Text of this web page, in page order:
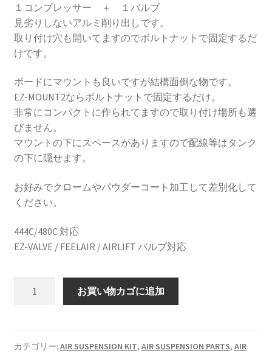
HOLIX FORGED USA by classicforged
INTRO WHEELS
KRZ-international.co.ltd
KRZ-power billet brake
KRZX FORGED WHEELS
KRZX FORGED BRAKE SYSTEM
KRZX FORGED CALIPER SYSTEM 適合一覧 PASSENGER CAR
KRZX FORGED CALIPER SYSTEM 適合一覧 TRUCK & SUV
KRZX FORGED WHEEL ALL DESINGS
KRZX-sports
１コンプレッサー ＋ １バルブ
見劣りしないアルミ削り出しです。
取り付け穴も開いてますのでボルトナットで固定するだ
けです。
ボードにマウントも良いですが結構面倒な物です。
EZ-MOUNT2ならボルトナットで固定するだけ。
非常にコンパクトに作られてますので取り付け場所も選
びません。
マウントの下にスペースがありますので配線等はタンク
の下に隠せます。
お好みでクロームやパウダーコート加工して差別化して
ください。
444C/480C 対応
EZ-VALVE / FEELAIR / AIRLIFT バルブ対応
コ
お買い物カゴに追加
カテゴリー: AIR SUSPENSION KIT, AIR SUSPENSION PARTS, AIR